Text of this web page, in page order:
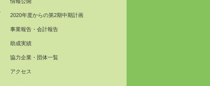
2020年度からの第2期中期計画
事業報告・会計報告
助成実績
協力企業・団体一覧
アクセス